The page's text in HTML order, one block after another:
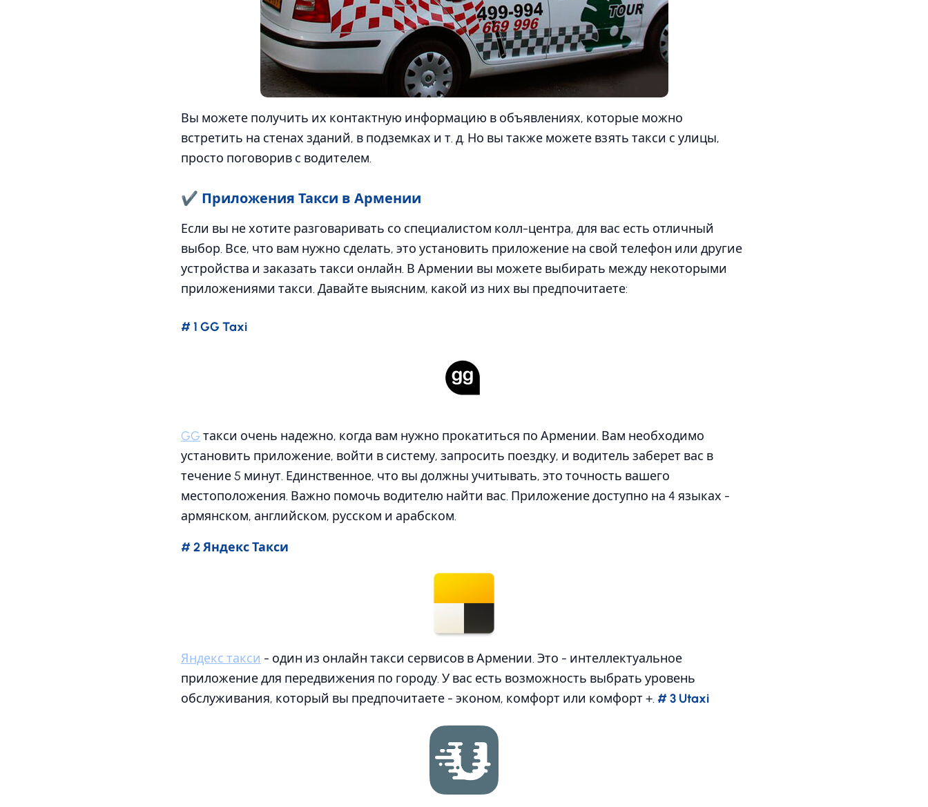
Вы можете получить их контактную информацию в объявлениях, которые можно
встретить на стенах зданий, в подземках и т. д. Но вы также можете взять такси с улицы,
просто поговорив с водителем.
✔ Приложения Такси в Армении
Если вы не хотите разговаривать со специалистом колл-центра, для вас есть отличный
выбор. Все, что вам нужно сделать, это установить приложение на свой телефон или другие
устройства и заказать такси онлайн. В Армении вы можете выбирать между некоторыми
приложениями такси. Давайте выясним, какой из них вы предпочитаете:
# 1 GG Taxi
GG такси очень надежно, когда вам нужно прокатиться по Армении. Вам необходимо
установить приложение, войти в систему, запросить поездку, и водитель заберет вас в
течение 5 минут. Единственное, что вы должны учитывать, это точность вашего
местоположения. Важно помочь водителю найти вас. Приложение доступно на 4 языках -
армянском, английском, русском и арабском.
# 2 Яндекс Такси
Яндекс такси - один из онлайн такси сервисов в Армении. Это - интеллектуальное
приложение для передвижения по городу. У вас есть возможность выбрать уровень
обслуживания, который вы предпочитаете - эконом, комфорт или комфорт +. # 3 Utaxi